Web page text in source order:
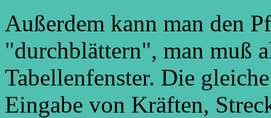
Außerdem kann man den
"durchblättern", man muß
Tabellenfenster. Die
Eingabe von Kräften,